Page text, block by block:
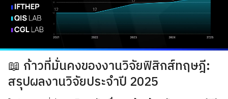
📖 ก้าวที่มั่นคงของงานวิจัยฟิสิกส์ทฤษฎี:
สรุปผลงานวิจัยประจำปี 2025